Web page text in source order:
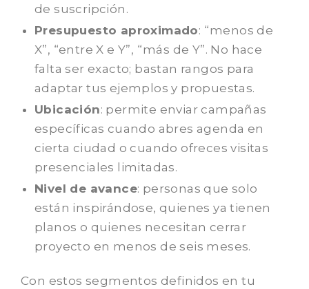
de suscripción.
Presupuesto aproximado: “menos de
X”, “entre X e Y”, “más de Y”. No hace
falta ser exacto; bastan rangos para
adaptar tus ejemplos y propuestas.
Ubicación: permite enviar campañas
específicas cuando abres agenda en
cierta ciudad o cuando ofreces visitas
presenciales limitadas.
Nivel de avance: personas que solo
están inspirándose, quienes ya tienen
planos o quienes necesitan cerrar
proyecto en menos de seis meses.
Con estos segmentos definidos en tu